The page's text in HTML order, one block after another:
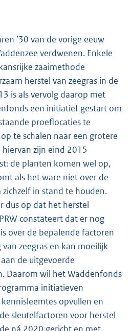
’30 van de vorige eeuw
verdwenen. Enkele
zaaimethode
herstel van zeegras in de
is als vervolg daarop met
een initiatief gestart om
proeflocaties te
te schalen naar een grotere
zijn eind 2015
de planten komen wel op,
als het ware niet over de
in stand te houden.
dus op dat het herstel
constateert dat er nog
over de bepalende factoren
zeegras en kan moeilijk
de uitgevoerde
Daarom wil het Waddenfonds
initiatieven
opvullen en
sleutelfactoren voor herstel